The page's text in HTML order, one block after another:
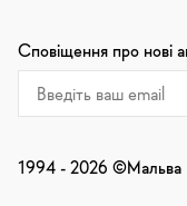
Сповіщення про нові
1994 - 2026 ©Мальва